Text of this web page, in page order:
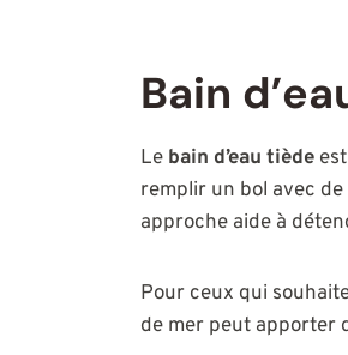
Bain
Le bain d’eau tiède
remplir un bol avec de
approche aide à
Pour ceux qui
de mer peut apporter